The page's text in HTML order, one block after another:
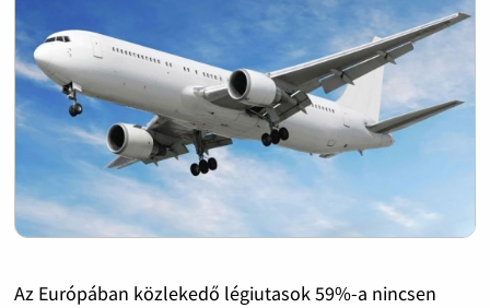
Az Európában közlekedő légiutasok 59%-a nincsen